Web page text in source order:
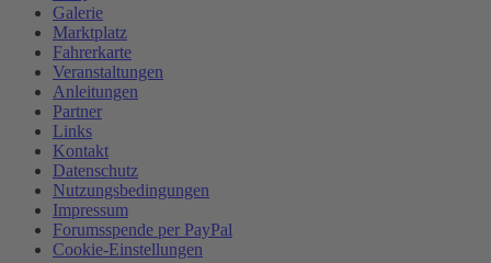
Galerie
Marktplatz
Fahrerkarte
Veranstaltungen
Anleitungen
Partner
Links
Kontakt
Datenschutz
Nutzungsbedingungen
Impressum
Forumsspende per PayPal
Cookie-Einstellungen